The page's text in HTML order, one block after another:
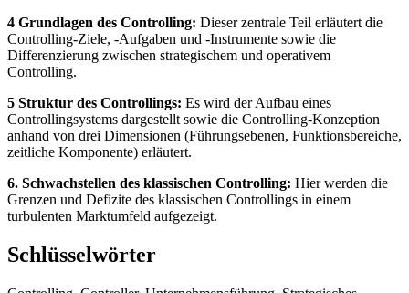
4 Grundlagen des Controlling: Dieser zentrale Teil erläutert die
Controlling-Ziele, -Aufgaben und -Instrumente sowie die
Differenzierung zwischen strategischem und operativem
Controlling.
5 Struktur des Controllings: Es wird der Aufbau eines
Controllingsystems dargestellt sowie die Controlling-Konzeption
anhand von drei Dimensionen (Führungsebenen, Funktionsbereiche,
zeitliche Komponente) erläutert.
6. Schwachstellen des klassischen Controlling: Hier werden die
Grenzen und Defizite des klassischen Controllings in einem
turbulenten Marktumfeld aufgezeigt.
Schlüsselwörter